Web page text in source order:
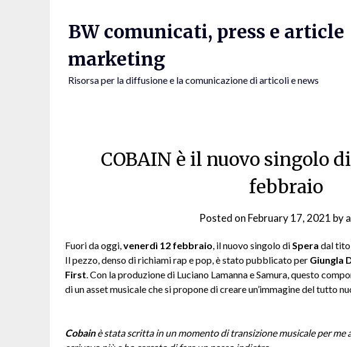
BW comunicati, press e article
marketing
Risorsa per la diffusione e la comunicazione di articoli e news
COBAIN è il nuovo singolo
febbraio
Posted on February 17, 2021 by
Fuori da oggi,venerdì 12 febbraio, il nuovo singolo diSpera dal
Il pezzo, denso di richiami rap e pop, è stato pubblicato per Giungla
First. Con la produzione di Luciano Lamanna e Samura, questo
di un asset musicale che si propone di creare un’immagine del tutto
Cobainè stata scritta in un momento di transizione musicale per me